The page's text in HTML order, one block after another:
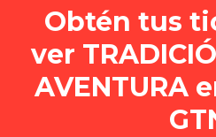
Obtén tus
ver
AVENTURA